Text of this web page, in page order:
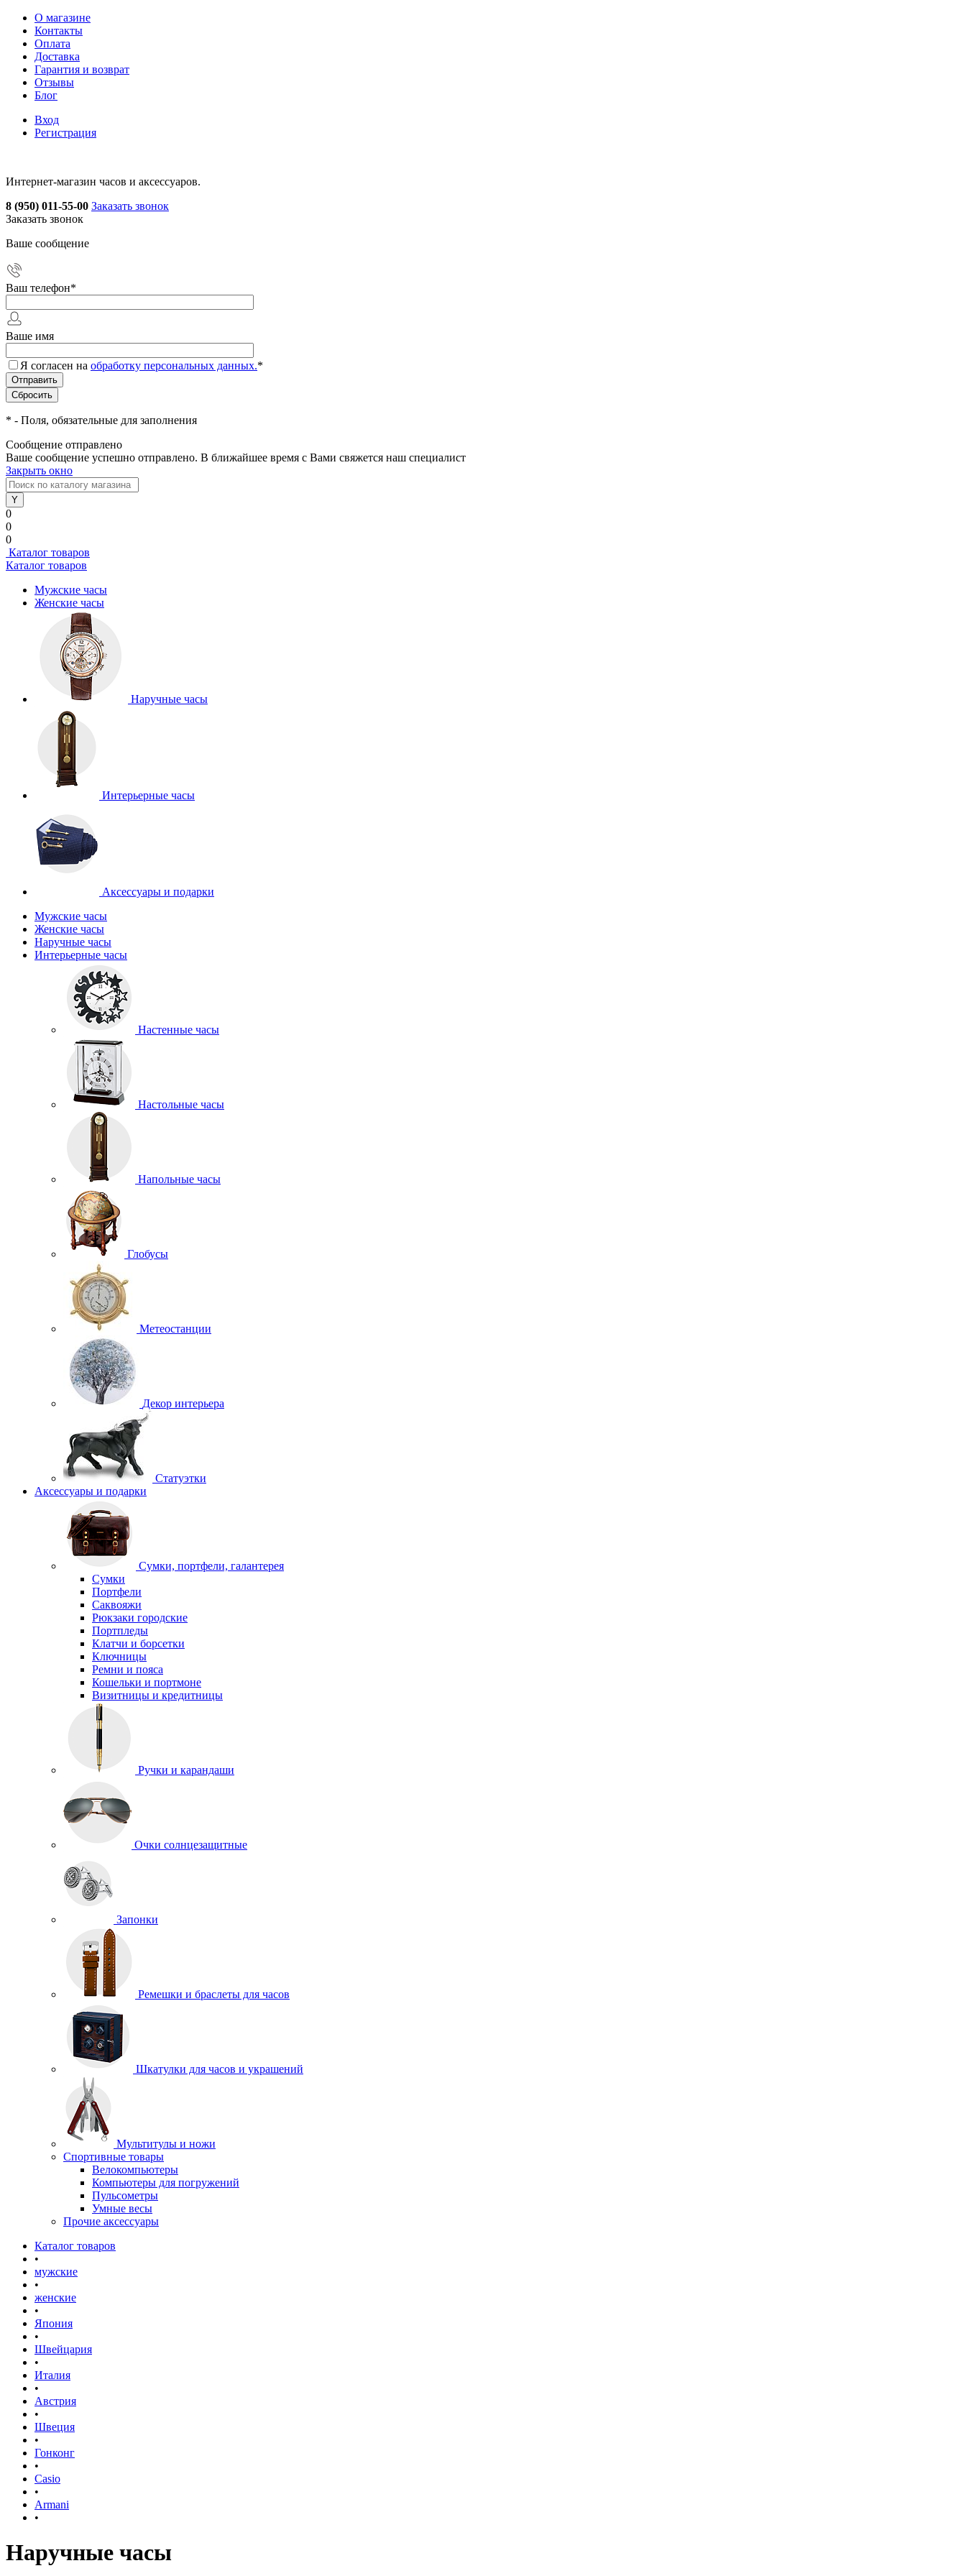
О магазине
Контакты
Оплата
Доставка
Гарантия и возврат
Отзывы
Блог
Вход
Регистрация
Интернет-магазин часов и аксессуаров.
8 (950) 011-55-00 Заказать звонок
Заказать звонок
Ваше сообщение
Ваш телефон*
Ваше имя
Я согласен на обработку персональных данных.*
* - Поля, обязательные для заполнения
Сообщение отправлено
Ваше сообщение успешно отправлено. В ближайшее время с Вами свяжется наш специалист
Закрыть окно
0
0
0
Каталог товаров
Каталог товаров
Мужские часы
Женские часы
Наручные часы
Интерьерные часы
Аксессуары и подарки
Мужские часы
Женские часы
Наручные часы
Интерьерные часы
Настенные часы
Настольные часы
Напольные часы
Глобусы
Метеостанции
Декор интерьера
Статуэтки
Аксессуары и подарки
Сумки, портфели, галантерея
Сумки
Портфели
Саквояжи
Рюкзаки городские
Портпледы
Клатчи и борсетки
Ключницы
Ремни и пояса
Кошельки и портмоне
Визитницы и кредитницы
Ручки и карандаши
Очки солнцезащитные
Запонки
Ремешки и браслеты для часов
Шкатулки для часов и украшений
Мультитулы и ножи
Спортивные товары
Велокомпьютеры
Компьютеры для погружений
Пульсометры
Умные весы
Прочие аксессуары
Каталог товаров
•
мужские
•
женские
•
Япония
•
Швейцария
•
Италия
•
Австрия
•
Швеция
•
Гонконг
•
Casio
•
Armani
•
Наручные часы